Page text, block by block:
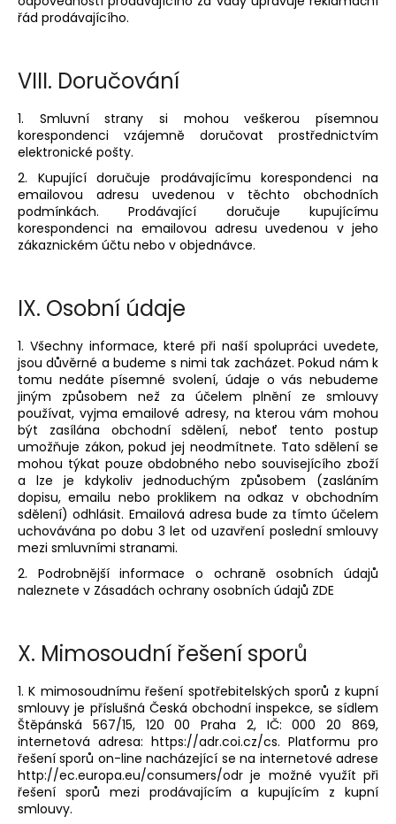
řád prodávajícího.
VIII. Doručování
1. Smluvní strany si mohou veškerou písemnou
korespondenci vzájemně doručovat prostřednictvím
elektronické pošty.
2. Kupující doručuje prodávajícímu korespondenci na
emailovou adresu uvedenou v těchto obchodních
podmínkách. Prodávající doručuje kupujícímu
korespondenci na emailovou adresu uvedenou v jeho
zákaznickém účtu nebo v objednávce.
IX. Osobní údaje
1. Všechny informace, které při naší spolupráci uvedete,
jsou důvěrné a budeme s nimi tak zacházet. Pokud nám k
tomu nedáte písemné svolení, údaje o vás nebudeme
jiným způsobem než za účelem plnění ze smlouvy
používat, vyjma emailové adresy, na kterou vám mohou
být zasílána obchodní sdělení, neboť tento postup
umožňuje zákon, pokud jej neodmítnete. Tato sdělení se
mohou týkat pouze obdobného nebo souvisejícího zboží
a lze je kdykoliv jednoduchým způsobem (zasláním
dopisu, emailu nebo proklikem na odkaz v obchodním
sdělení) odhlásit. Emailová adresa bude za tímto účelem
uchovávána po dobu 3 let od uzavření poslední smlouvy
mezi smluvními stranami.
2. Podrobnější informace o ochraně osobních údajů
naleznete v Zásadách ochrany osobních údajů ZDE
X. Mimosoudní řešení sporů
1. K mimosoudnímu řešení spotřebitelských sporů z kupní
smlouvy je příslušná Česká obchodní inspekce, se sídlem
Štěpánská 567/15, 120 00 Praha 2, IČ: 000 20 869,
internetová adresa: https://adr.coi.cz/cs. Platformu pro
řešení sporů on-line nacházející se na internetové adrese
http://ec.europa.eu/consumers/odr je možné využít při
řešení sporů mezi prodávajícím a kupujícím z kupní
smlouvy.